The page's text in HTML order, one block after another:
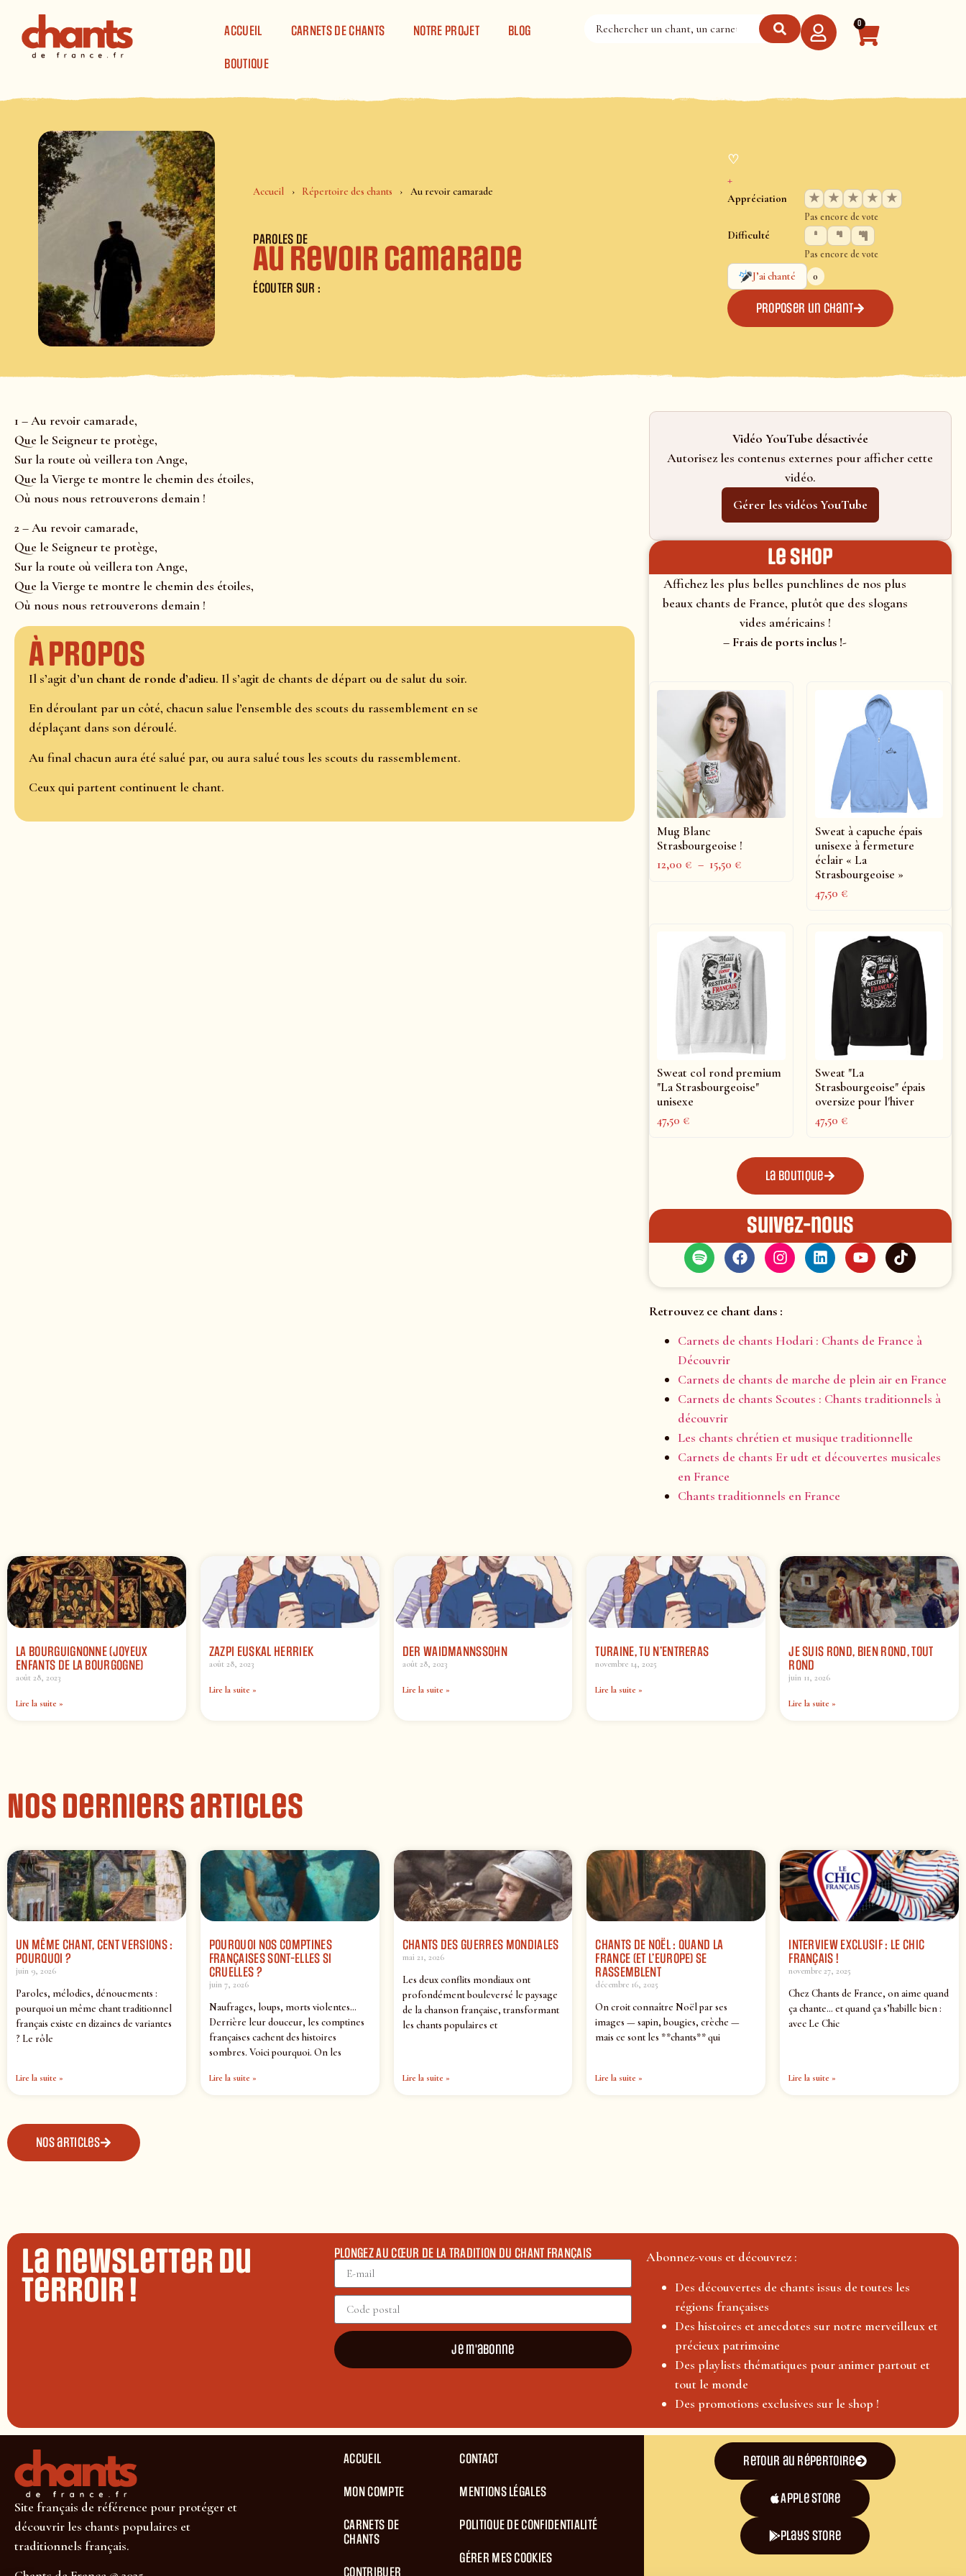
ACCUEIL
CARNETS DE CHANTS NOTRE PROJET BLOG
BOUTIQUE
0
Accueil Répertoire des chants Au revoir camarade
PAROLES DE
Au revoir camarade
ÉCOUTER SUR :
♡
+
Appréciation ★ ★ ★ ★ ★
Pas encore de vote
Difficulté
Pas encore de vote
J’ai chanté
0
Proposer un chant
1 – Au revoir camarade,
Que le Seigneur te protège,
Sur la route où veillera ton Ange,
Que la Vierge te montre le chemin des étoiles,
Où nous nous retrouverons demain !
2 – Au revoir camarade,
Que le Seigneur te protège,
Sur la route où veillera ton Ange,
Que la Vierge te montre le chemin des étoiles,
Où nous nous retrouverons demain !
À propos
Il s’agit d’un chant de ronde d’adieu. Il s’agit de chants de départ ou de salut du soir.
En déroulant par un côté, chacun salue l’ensemble des scouts du rassemblement en se
déplaçant dans son déroulé.
Au final chacun aura été salué par, ou aura salué tous les scouts du rassemblement.
Ceux qui partent continuent le chant.
Vidéo YouTube désactivée
Autorisez les contenus externes pour afficher cette
vidéo.
Gérer les vidéos YouTube
le shop
Affichez les plus belles punchlines de nos plus
beaux chants de France, plutôt que des slogans
vides américains !
– Frais de ports inclus !-
Mug Blanc
Strasbourgeoise !
12,00€ – 15,50€
Sweat à capuche épais
unisexe à fermeture
éclair « La
Strasbourgeoise »
47,50€
Sweat col rond premium
"La Strasbourgeoise"
unisexe
47,50€
Sweat "La
Strasbourgeoise" épais
oversize pour l'hiver
47,50€
La boutique
Suivez-nous
Retrouvez ce chant dans :
Carnets de chants Hodari : Chants de France à
Découvrir
Carnets de chants de marche de plein air en France
Carnets de chants Scoutes : Chants traditionnels à
découvrir
Les chants chrétien et musique traditionnelle
Carnets de chants Er udt et découvertes musicales
en France
Chants traditionnels en France
LA BOURGUIGNONNE (JOYEUX
ENFANTS DE LA BOURGOGNE)
août 28, 2023
Lire la suite »
ZAZPI EUSKAL HERRIEK
août 28, 2023
Lire la suite »
DER WAIDMANNSSOHN
août 28, 2023
Lire la suite »
TURAINE, TU N’ENTRERAS
novembre 14, 2025
Lire la suite »
JE SUIS ROND, BIEN ROND, TOUT
ROND
juin 11, 2026
Lire la suite »
Nos derniers articles
UN MÊME CHANT, CENT VERSIONS :
POURQUOI ?
juin 9, 2026
Paroles, mélodies, dénouements :
pourquoi un même chant traditionnel
français existe en dizaines de variantes
? Le rôle
Lire la suite »
POURQUOI NOS COMPTINES
FRANÇAISES SONT-ELLES SI
CRUELLES ?
juin 7, 2026
Naufrages, loups, morts violentes…
Derrière leur douceur, les comptines
françaises cachent des histoires
sombres. Voici pourquoi. On les
Lire la suite »
CHANTS DES GUERRES MONDIALES
mai 21, 2026
Les deux conflits mondiaux ont
profondément bouleversé le paysage
de la chanson française, transformant
les chants populaires et
Lire la suite »
CHANTS DE NOËL : QUAND LA
FRANCE (ET L’EUROPE) SE
RASSEMBLENT
décembre 16, 2025
On croit connaître Noël par ses
images — sapin, bougies, crèche —
mais ce sont les **chants** qui
Lire la suite »
INTERVIEW EXCLUSIF : LE CHIC
FRANÇAIS !
novembre 27, 2025
Chez Chants de France, on aime quand
ça chante… et quand ça s’habille bien :
avec Le Chic
Lire la suite »
Nos articles
La newsletter du
terroir !
PLONGEZ AU CŒUR DE LA TRADITION DU CHANT FRANÇAIS
Je m'abonne
Abonnez-vous et découvrez :
Des découvertes de chants issus de toutes les
régions françaises
Des histoires et anecdotes sur notre merveilleux et
précieux patrimoine
Des playlists thématiques pour animer partout et
tout le monde
Des promotions exclusives sur le shop !
Site français de référence pour protéger et
découvrir les chants populaires et
traditionnels français.
ACCUEIL
MON COMPTE
CARNETS DE
CHANTS
CONTRIBUER
CONTACT
MENTIONS LÉGALES
POLITIQUE DE CONFIDENTIALITÉ
GÉRER MES COOKIES
Retour au répertoire
Apple Store
plays store